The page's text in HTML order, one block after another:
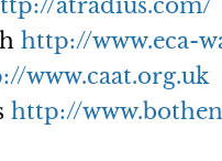
atradius.com/
http://www.eca-
www.caat.org.uk
http://